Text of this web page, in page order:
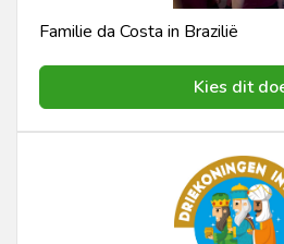
Familie da Costa in Brazilië
Kies dit